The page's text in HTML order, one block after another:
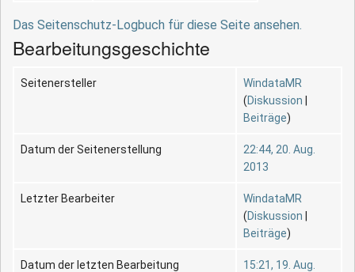
Das Seitenschutz-Logbuch für diese Seite ansehen.
Bearbeitungsgeschichte
Seitenersteller
WindataMR
(Diskussion
Beiträge)
Datum der Seitenerstellung
22:44, 20. Aug.
2013
Letzter Bearbeiter
WindataMR
(Diskussion
Beiträge)
Datum der letzten Bearbeitung
15:21, 19. Aug.